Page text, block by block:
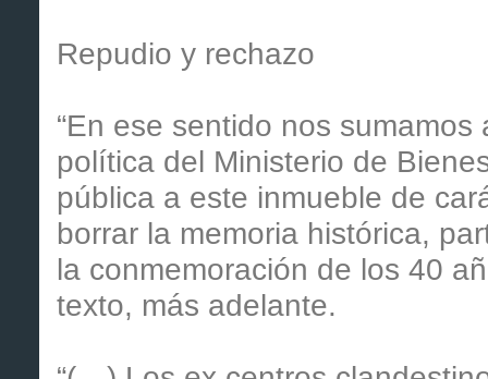
Repudio y rechazo
“En ese sentido nos
política del Ministerio de
pública a este inmueble de
borrar la memoria histórica,
la conmemoración de los 40
texto, más adelante.